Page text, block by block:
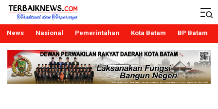
Terbaiknews
Teraktual dan Terpercaya
News Nasional Pemerintahan Kota Batam BP Batam